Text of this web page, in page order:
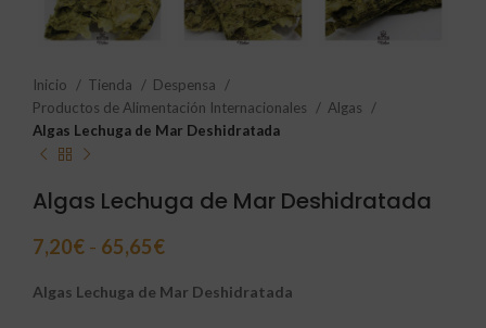
Inicio Tienda
Despensa
Productos de Alimentación Internacionales
Algas
Algas Lechuga de Mar Deshidratada
Algas Lechuga de Mar Deshidratada
7,20€ - 65,65€
Algas Lechuga de Mar Deshidratada